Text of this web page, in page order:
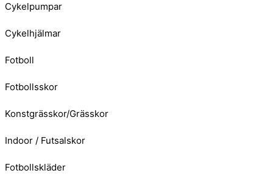
Cykelpumpar
Cykelhjälmar
Fotboll
Fotbollsskor
Konstgrässkor/Grässkor
Indoor / Futsalskor
Fotbollskläder